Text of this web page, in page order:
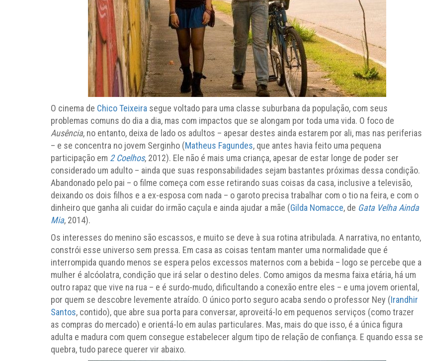
O cinema de Chico Teixeira segue voltado para uma classe suburbana da população, com seus
problemas comuns do dia a dia, mas com impactos que se alongam por toda uma vida. O foco de
Ausência, no entanto, deixa de lado os adultos – apesar destes ainda estarem por ali, mas nas periferias
– e se concentra no jovem Serginho (Matheus Fagundes, que antes havia feito uma pequena
participação em 2 Coelhos, 2012). Ele não é mais uma criança, apesar de estar longe de poder ser
considerado um adulto – ainda que suas responsabilidades sejam bastantes próximas dessa condição.
Abandonado pelo pai – o filme começa com esse retirando suas coisas da casa, inclusive a televisão,
deixando os dois filhos e a ex-esposa com nada – o garoto precisa trabalhar com o tio na feira, e com o
dinheiro que ganha ali cuidar do irmão caçula e ainda ajudar a mãe (Gilda Nomacce, de Gata Velha Ainda
Mia, 2014).
Os interesses do menino são escassos, e muito se deve à sua rotina atribulada. A narrativa, no entanto,
constrói esse universo sem pressa. Em casa as coisas tentam manter uma normalidade que é
interrompida quando menos se espera pelos excessos maternos com a bebida – logo se percebe que a
mulher é alcóolatra, condição que irá selar o destino deles. Como amigos da mesma faixa etária, há um
outro rapaz que vive na rua – e é surdo-mudo, dificultando a conexão entre eles – e uma jovem oriental,
por quem se descobre levemente atraído. O único porto seguro acaba sendo o professor Ney (Irandhir
Santos, contido), que abre sua porta para conversar, aproveitá-lo em pequenos serviços (como trazer
as compras do mercado) e orientá-lo em aulas particulares. Mas, mais do que isso, é a única figura
adulta e madura com quem consegue estabelecer algum tipo de relação de confiança. E quando essa se
quebra, tudo parece querer vir abaixo.